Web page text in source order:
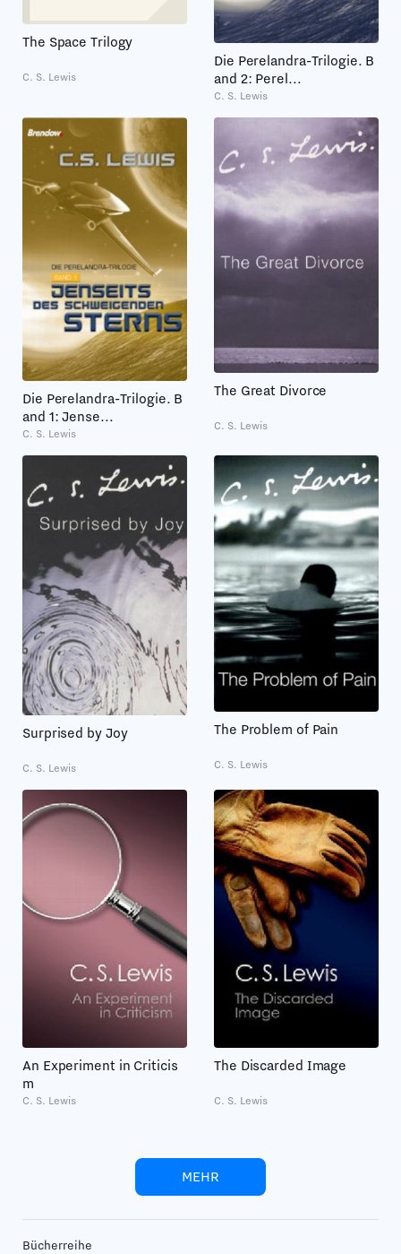
The Space Trilogy
C. S. Lewis
Die Perelandra-Trilogie. B
and 2: Perel...
C. S. Lewis
Die Perelandra-Trilogie. B
and 1: Jense...
C. S. Lewis
The Great Divorce
C. S. Lewis
Surprised by Joy
C. S. Lewis
The Problem of Pain
C. S. Lewis
An Experiment in Criticis
m
C. S. Lewis
The Discarded Image
C. S. Lewis
MEHR
Bücherreihe